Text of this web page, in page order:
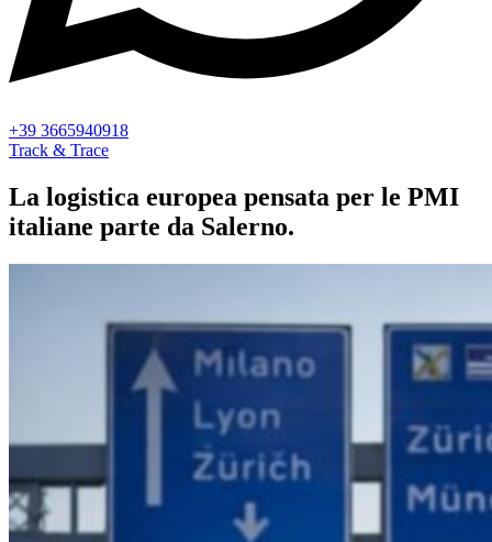
+39 3665940918
Track & Trace
La logistica europea pensata per le PMI
italiane parte da Salerno.